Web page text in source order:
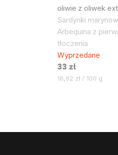
oliwie z oliwek
Sardynki
Arbequina z
tłoczenia
Wyprzedane
33 zł
Cena
16,92 zł / 100 g
listy